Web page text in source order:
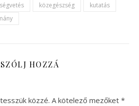
közegészség
kutatás
SZÓLJ HOZZÁ
közzé. A kötelező mezőket *